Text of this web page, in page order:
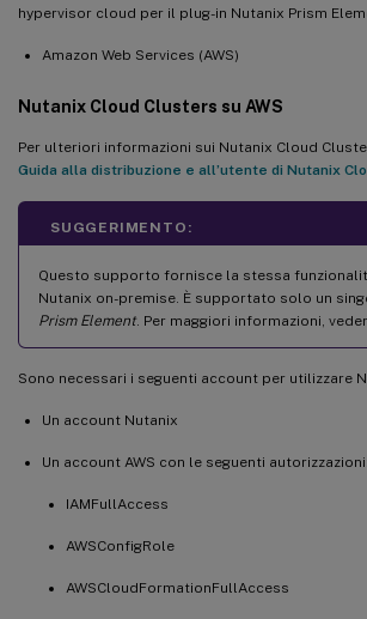
hypervisor cloud per il plug-in Nutanix Prism
Amazon Web Services (AWS)
Nutanix Cloud Clusters su AWS
Per ulteriori informazioni sui Nutanix Cloud
Guida alla distribuzione e all’utente di Nutanix
SUGGERIMENTO:
Questo supporto fornisce la stessa
Nutanix on-premise. È supportato solo un
Prism Element. Per maggiori informazioni,
Sono necessari i seguenti account per utilizzare
Un account Nutanix
Un account AWS con le seguenti autorizzazioni:
IAMFullAccess
AWSConfigRole
AWSCloudFormationFullAccess